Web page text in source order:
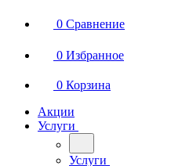
0 Сравнение
0 Избранное
0 Корзина
Акции
Услуги
Услуги